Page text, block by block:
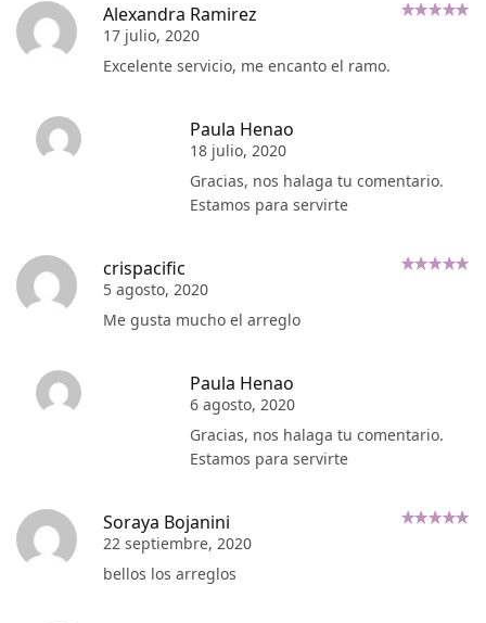
Alexandra Ramirez
17 julio, 2020
Excelente servicio, me encanto el ramo.
Paula Henao
18 julio, 2020
Gracias, nos halaga tu comentario.
Estamos para servirte
crispacific
5 agosto, 2020
Me gusta mucho el arreglo
Paula Henao
6 agosto, 2020
Gracias, nos halaga tu comentario.
Estamos para servirte
Soraya Bojanini
22 septiembre, 2020
bellos los arreglos